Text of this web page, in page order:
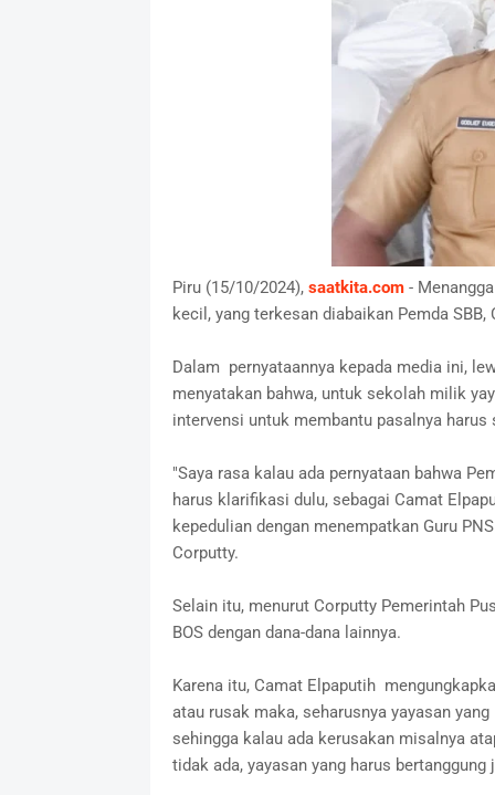
Piru (15/10/2024), saatkita.com-
kecil, yang terkesan diabaikan Pemda
Dalam pernyataannya kepada media ini,
menyatakan bahwa, untuk sekolah milik
intervensi untuk membantu pasalnya harus
"Saya rasa kalau ada pernyataan bahwa
harus klarifikasi dulu, sebagai Camat
kepedulian dengan menempatkan Guru
Corputty.
Selain itu, menurut Corputty Pemerintah
BOS dengan dana-dana lainnya.
Karena itu, Camat Elpaputih
atau rusak maka, seharusnya yayasan
sehingga kalau ada kerusakan misalnya
tidak ada, yayasan yang harus bertanggung